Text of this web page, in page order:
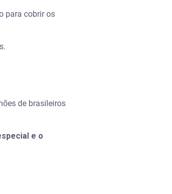
para cobrir os
de brasileiros
e o